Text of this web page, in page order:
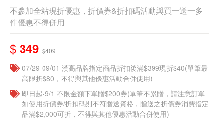
不參加全站現折優惠，折價券&折扣碼活動與買一送一多
件優惠不得併用
$ 349 $409
07/29-09/01 漢高品牌指定商品折扣後滿$399現折$40(單筆最
高限折$80，不得與其他優惠活動合併使用)
即日起-9/1 不限金額下單贈$200券(單筆不累贈，請注意訂單
如使用折價券/折扣碼則不符贈送資格，贈送之折價券消費指定
品滿$2,000可折，不得與其他優惠活動合併使用)